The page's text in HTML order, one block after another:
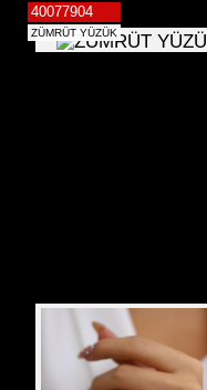
40077904
ZÜMRÜT YÜZÜK